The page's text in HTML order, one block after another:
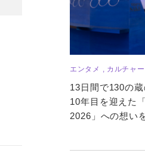
エンタメ , カルチャー
13日間で130の
10年目を迎えた
2026」への想い